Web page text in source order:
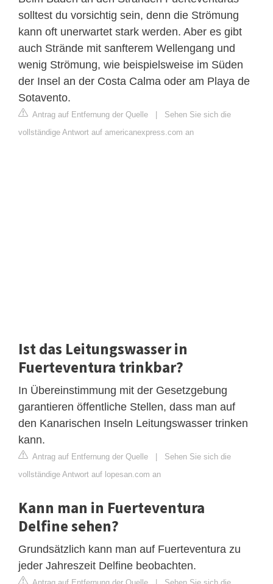
solltest du vorsichtig sein, denn die Strömung
kann oft unerwartet stark werden. Aber es gibt
auch Strände mit sanfterem Wellengang und
wenig Strömung, wie beispielsweise im Süden
der Insel an der Costa Calma oder am Playa de
Sotavento.
Antrag auf Entfernung der Quelle | Sehen Sie sich die
vollständige Antwort auf americanexpress.com an
Ist das Leitungswasser in
Fuerteventura trinkbar?
In Übereinstimmung mit der Gesetzgebung
garantieren öffentliche Stellen, dass man auf
den Kanarischen Inseln Leitungswasser trinken
kann.
Antrag auf Entfernung der Quelle | Sehen Sie sich die
vollständige Antwort auf lopesan.com an
Kann man in Fuerteventura
Delfine sehen?
Grundsätzlich kann man auf Fuerteventura zu
jeder Jahreszeit Delfine beobachten.